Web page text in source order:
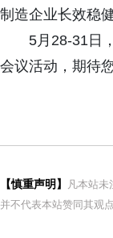
制造企业长效稳
5月28-31日
会议活动，期待
【慎重声明】
凡本站
并不代表本站赞同其观